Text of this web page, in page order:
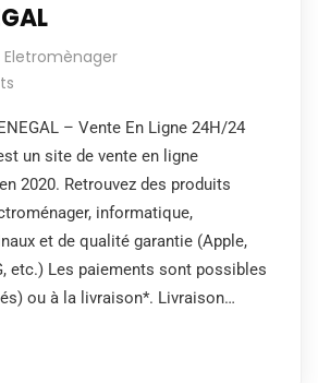
Eletromènager
– Vente En Ligne 24H/24
un site de vente en ligne
2020. Retrouvez des produits
informatique,
et de qualité garantie (Apple,
etc.) Les paiements sont possibles
ou à la livraison*. Livraison…